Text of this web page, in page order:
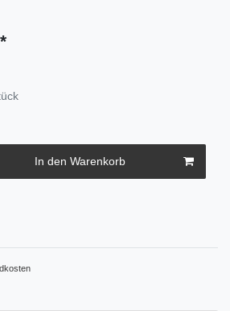
*
In den Warenkorb